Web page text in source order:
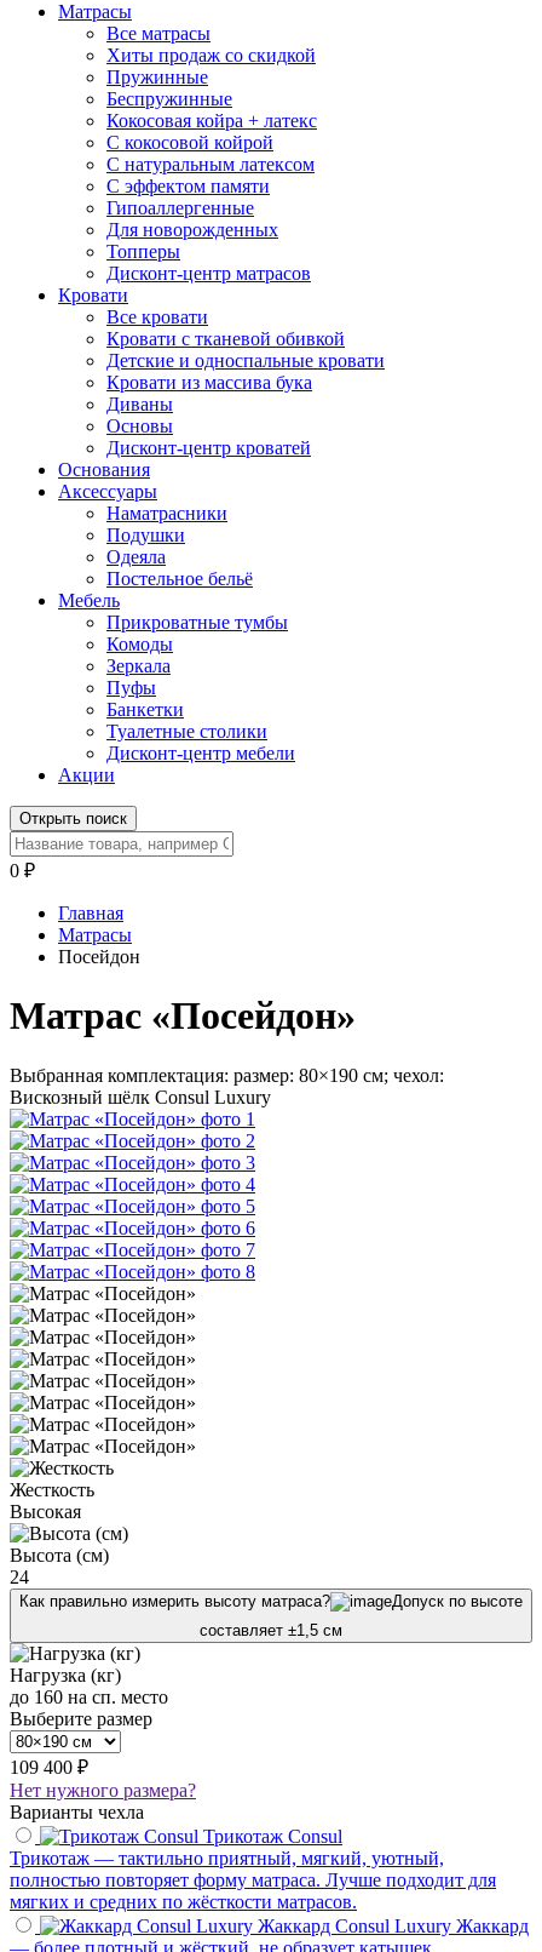
Матрасы
Все матрасы
Хиты продаж со скидкой
Пружинные
Беспружинные
Кокосовая койра + латекс
С кокосовой койрой
С натуральным латексом
С эффектом памяти
Гипоаллергенные
Для новорожденных
Топперы
Дисконт-центр матрасов
Кровати
Все кровати
Кровати с тканевой обивкой
Детские и односпальные кровати
Кровати из массива бука
Диваны
Основы
Дисконт-центр кроватей
Основания
Аксессуары
Наматрасники
Подушки
Одеяла
Постельное бельё
Мебель
Прикроватные тумбы
Комоды
Зеркала
Пуфы
Банкетки
Туалетные столики
Дисконт-центр мебели
Акции
Открыть поиск
0 ₽
Главная
Матрасы
Посейдон
Матрас «Посейдон»
Выбранная комплектация: размер: 80×190 см; чехол:
Вискозный шёлк Consul Luxury
Жесткость
Высокая
Высота (см)
24
Как правильно измерить высоту матраса?
Допуск по высоте
составляет ±1,5 см
Нагрузка (кг)
до 160 на сп. место
Выберите размер
109 400 ₽
Нет нужного размера?
Варианты чехла
Трикотаж Consul
Трикотаж — тактильно приятный, мягкий, уютный,
полностью повторяет форму матраса. Лучше подходит для
мягких и средних по жёсткости матрасов.
Жаккард Consul Luxury Жаккард
— более плотный и жёсткий, не образует катышек,